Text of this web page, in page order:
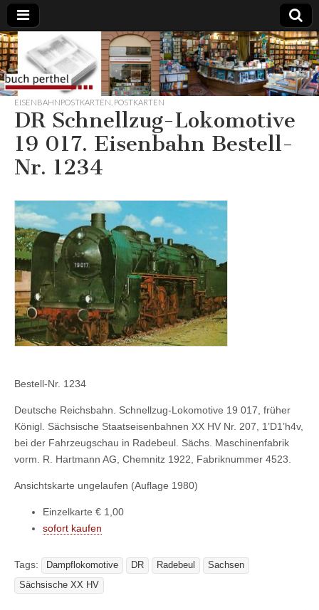
Buchhandlung
am Gasteig
EISENBAHNPOSTKARTEN POSTKARTEN
DR Schnellzug-Lokomotive
19 017. Eisenbahn Bestell-
Nr. 1234
Bestell-Nr. 1234
Deutsche Reichsbahn. Schnellzug-Lokomotive 19 017, früher
Königl. Sächsische Staatseisenbahnen XX HV Nr. 207, 1’D1’h4v,
bei der Fahrzeugschau in Radebeul. Sächs. Maschinenfabrik
vorm. R. Hartmann AG, Chemnitz 1922, Fabriknummer 4523.
Ansichtskarte ungelaufen (Auflage 1980)
Einzelkarte € 1,00
sofort kaufen
Tags: Dampflokomotive DR Radebeul
Sachsen
Sächsische XX HV